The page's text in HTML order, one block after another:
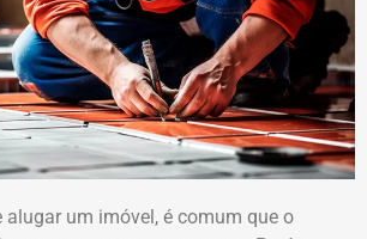
alugar um imóvel, é comum que o